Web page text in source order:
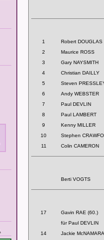
1
Robert DOUGLAS
2
Maurice ROSS
3
Gary NAYSMITH
4
Christian DAILLY
5
Steven
6
Andy WEBSTER
7
Paul DEVLIN
8
Paul LAMBERT
9
Kenny MILLER
10
Stephen
11
Colin CAMERON
Berti VOGTS
17
Gavin RAE (60.)
für Paul DEVLIN
14
Jackie